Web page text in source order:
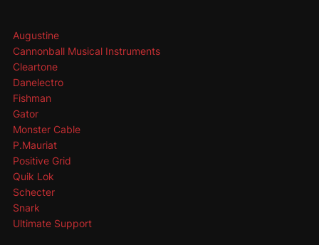
Augustine
Cannonball Musical Instruments
Cleartone
Danelectro
Fishman
Gator
Monster Cable
P.Mauriat
Positive Grid
Quik Lok
Schecter
Snark
Ultimate Support